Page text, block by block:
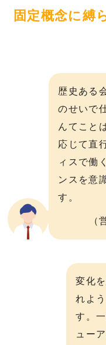
固定概念に縛
歴史ある
のせいで
んてこと
応じて直
ィスで働
ンスを意
す。
（
変化
れよ
す。
ュー